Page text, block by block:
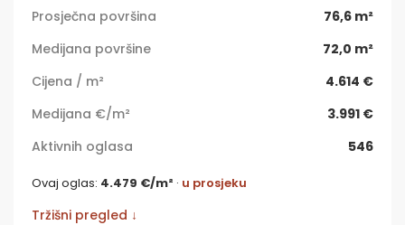
Prosječna površina
76,6 m²
Medijana površine
72,0 m²
Cijena / m²
4.614 €
Medijana €/m²
3.991 €
Aktivnih oglasa
546
Ovaj oglas: 4.479 €/m² · u prosjeku
Tržišni pregled ↓